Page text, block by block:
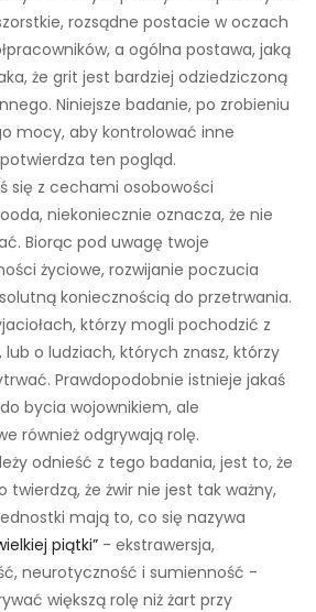
rozsądne postacie w oczach
a ogólna postawa, jaką
że ​​grit jest bardziej odziedziczoną
Niniejsze badanie, po zrobieniu
mocy, aby kontrolować inne
ten pogląd.
się z cechami osobowości
niekoniecznie oznacza, że ​​nie
Biorąc pod uwagę twoje
życiowe, rozwijanie poczucia
koniecznością do przetrwania.
którzy mogli pochodzić z
o ludziach, których znasz, którzy
Prawdopodobnie istnieje jakaś
bycia wojownikiem, ale
również odgrywają rolę.
odnieść z tego badania, jest to, że
twierdzą, że żwir nie jest tak ważny,
mają to, co się nazywa
piątki” - ekstrawersja,
neurotyczność i sumienność -
większą rolę niż żart przy